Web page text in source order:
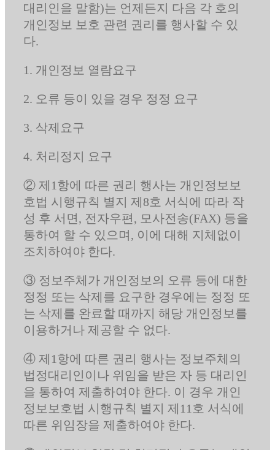
대리인을 말함)는 언제든지 다음 각 호의
개인정보 보호 관련 권리를 행사할 수 있
다.
1. 개인정보 열람요구
2. 오류 등이 있을 경우 정정 요구
3. 삭제요구
4. 처리정지 요구
② 제1항에 따른 권리 행사는 개인정보보
호법 시행규칙 별지 제8호 서식에 따라 작
성 후 서면, 전자우편, 모사전송(FAX) 등을
통하여 할 수 있으며, 이에 대해 지체없이
조치하여야 한다.
③ 정보주체가 개인정보의 오류 등에 대한
정정 또는 삭제를 요구한 경우에는 정정 또
는 삭제를 완료할 때까지 해당 개인정보를
이용하거나 제공할 수 없다.
④ 제1항에 따른 권리 행사는 정보주체의
법정대리인이나 위임을 받은 자 등 대리인
을 통하여 제출하여야 한다. 이 경우 개인
정보보호법 시행규칙 별지 제11호 서식에
따른 위임장을 제출하여야 한다.